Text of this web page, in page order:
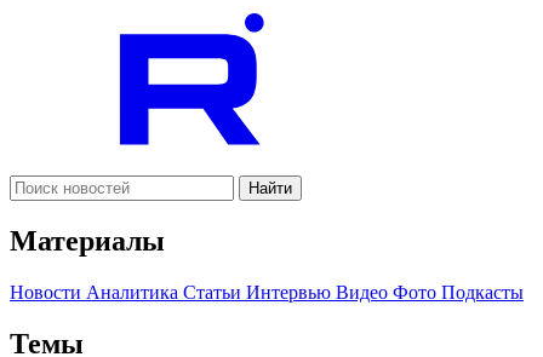
Найти
Материалы
Новости Аналитика Статьи Интервью Видео Фото Подкасты
Темы